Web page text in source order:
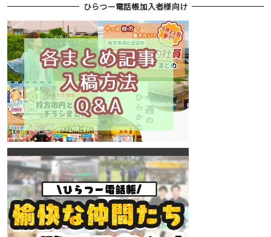
ひらつー電話帳加入者様向け